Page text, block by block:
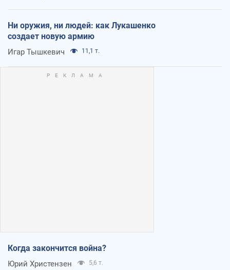
Ни оружия, ни людей: как Лукашенко
создает новую армию
Игар Тышкевич 11,1 т.
Когда закончится война?
Юрий Христензен 5,6 т.